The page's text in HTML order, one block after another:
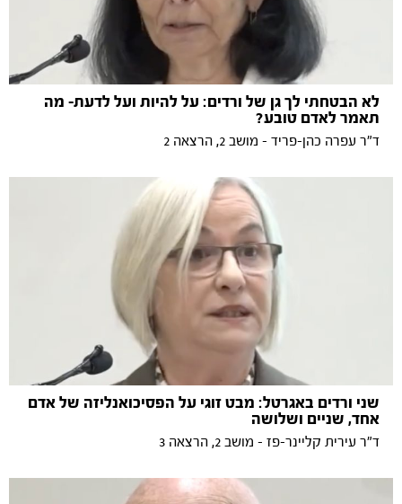
לא הבטחתי לך גן של ורדים: על להיות ועל לדעת- מה
תאמר לאדם טובע?
ד"ר עפרה כהן-פריד - מושב 2, הרצאה 2
שני ורדים באגרטל: מבט זוגי על הפסיכואנליזה של אדם
אחד, שניים ושלושה
ד"ר עירית קליינר-פז - מושב 2, הרצאה 3